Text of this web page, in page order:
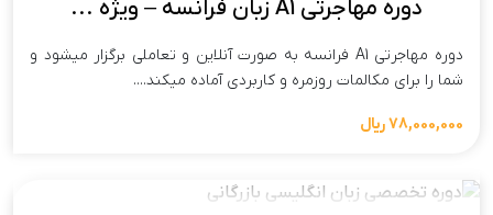
دوره مهاجرتی A1 زبان فرانسه – ویژه ...
دوره مهاجرتی A1 فرانسه به صورت آنلاین و تعاملی برگزار میشود و
شما را برای مکالمات روزمره و کاربردی آماده میکند....
78,000,000 ریال